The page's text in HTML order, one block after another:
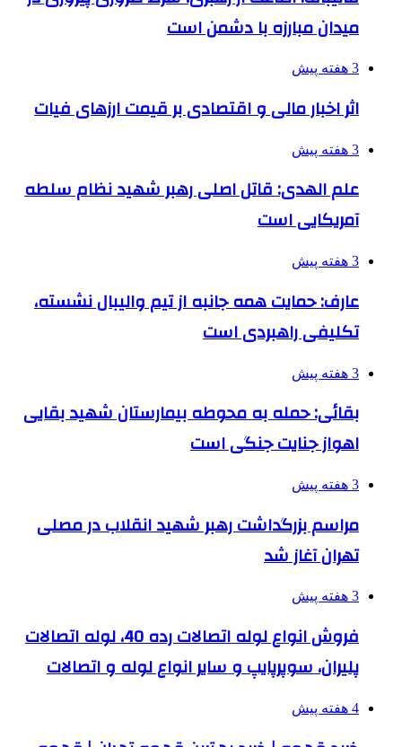
میدان مبارزه با دشمن است
3 هفته پیش
اثر اخبار مالی و اقتصادی بر قیمت ارزهای فیات
3 هفته پیش
علم الهدی: قاتل اصلی رهبر شهید نظام سلطه
آمریکایی است
3 هفته پیش
عارف: حمایت همه جانبه از تیم والیبال نشسته،
تکلیفی راهبردی است
3 هفته پیش
بقائی: حمله به محوطه بیمارستان شهید بقایی
اهواز جنایت جنگی است
3 هفته پیش
مراسم بزرگداشت رهبر شهید انقلاب در مصلی
تهران آغاز شد
3 هفته پیش
فروش انواع لوله اتصالات رده 40، لوله اتصالات
پلیران، سوپرپایپ و سایر انواع لوله و اتصالات
4 هفته پیش